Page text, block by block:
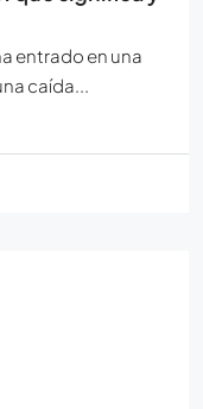
entrado en una
caída...